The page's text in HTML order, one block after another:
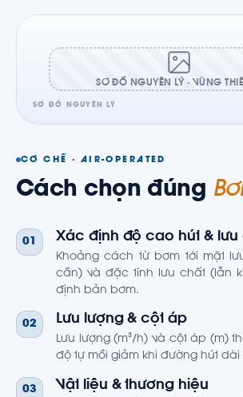
SƠ ĐỒ NGUYÊN LÝ · VÙNG
SƠ ĐỒ NGUYÊN LÝ
CƠ CHẾ · AIR-OPERATED
Cách chọn đúng
01 Xác định độ cao hút & lưu
Khoảng cách từ bơm tới mặt
cần) và đặc tính lưu chất (lẫn
định bản bơm.
02 Lưu lượng & cột áp
Lưu lượng (m³/h) và cột áp (m)
độ tự mồi giảm khi đường hút dài
03 Vật liệu & thương hiệu